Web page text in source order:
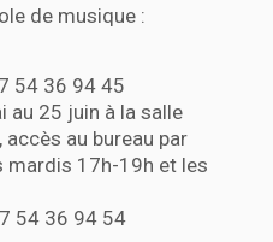
de musique :
54 36 94 45
au 25 juin à la salle
au bureau par
mardis 17h-19h et les
54 36 94 54